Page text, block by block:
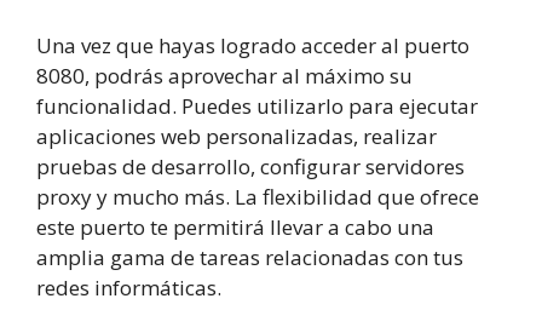
Una vez que hayas logrado acceder al puerto
8080, podrás aprovechar al máximo su
funcionalidad. Puedes utilizarlo para ejecutar
aplicaciones web personalizadas, realizar
pruebas de desarrollo, configurar servidores
proxy y mucho más. La flexibilidad que ofrece
este puerto te permitirá llevar a cabo una
amplia gama de tareas relacionadas con tus
redes informáticas.